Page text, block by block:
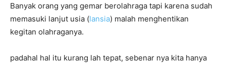
Banyak orang yang gemar berolahraga tapi karena sudah
memasuki lanjut usia (lansia) malah menghentikan
kegitan olahraganya.
padahal hal itu kurang lah tepat, sebenar nya kita hanya